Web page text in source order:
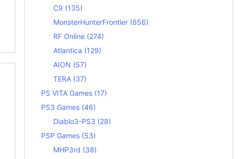
C9 (135)
MonsterHunterFrontier (656)
RF Online (274)
Atlantica (129)
AION (57)
TERA (37)
PS VITA Games (17)
PS3 Games (46)
Diablo3-PS3 (28)
PSP Games (53)
MHP3rd (38)